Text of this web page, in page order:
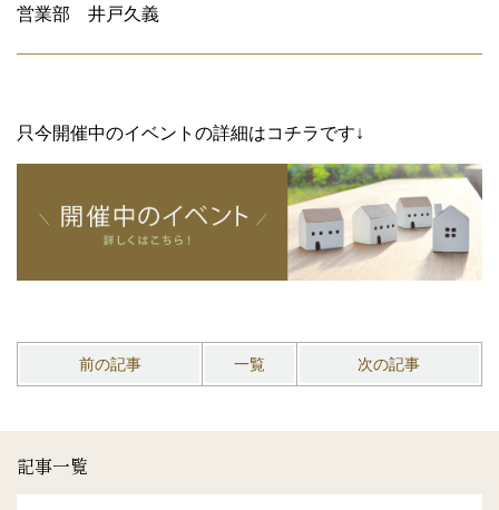
営業部 井戸久義
只今開催中のイベントの詳細はコチラです↓
前の記事 一覧 次の記事
記事一覧